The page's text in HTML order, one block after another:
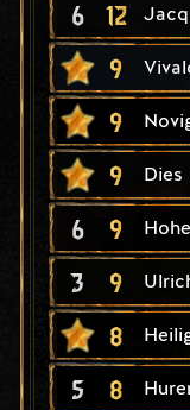
6 12
9
9
9 Dies
6 9
3 9
8
5 8